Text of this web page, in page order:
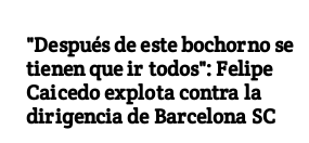
"Después de este bochorno se
tienen que ir todos": Felipe
Caicedo explota contra la
dirigencia de Barcelona SC